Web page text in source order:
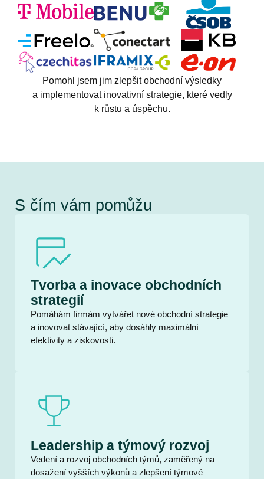
Pomohl jsem jim zlepšit obchodní výsledky
a implementovat inovativní strategie, které vedly
k růstu a úspěchu.
S čím vám pomůžu
Tvorba a inovace obchodních
strategií
Pomáhám firmám vytvářet nové obchodní strategie
a inovovat stávající, aby dosáhly maximální
efektivity a ziskovosti.
Leadership a týmový rozvoj
Vedení a rozvoj obchodních týmů, zaměřený na
dosažení vyšších výkonů a zlepšení týmové